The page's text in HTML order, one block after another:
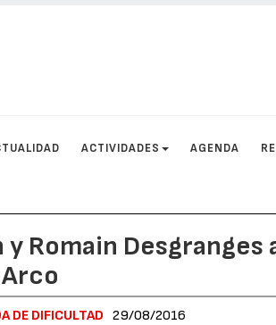
ACTIVIDADES AGENDA
Romain
DE DIFICULTAD 29/08/2016